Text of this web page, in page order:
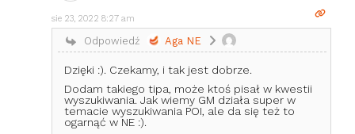
sie 23, 2022 8:27 am
Odpowiedź Aga NE
Dzięki :). Czekamy, i tak jest dobrze.
Dodam takiego tipa, może ktoś pisał w kwestii
wyszukiwania. Jak wiemy GM działa super w
temacie wyszukiwania POI, ale da się też to
ogarnąć w NE :).